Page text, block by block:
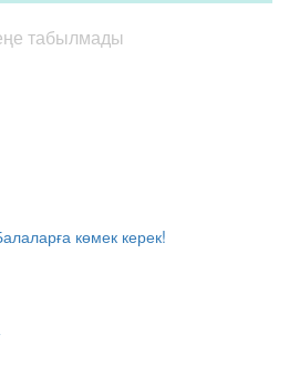
табылмады
көмек керек!